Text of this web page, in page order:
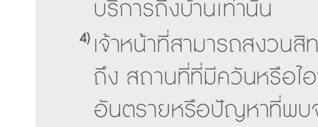
บริการถึงบ้านเท่านั้น
4) เจ้าหน้าที่สามารถสงวน
ถึง สถานที่ที่มีควันหรือไ
อันตรายหรือปัญหาที่พบ